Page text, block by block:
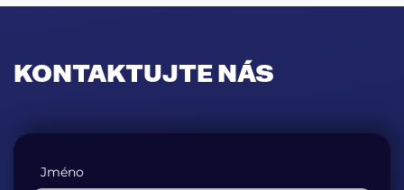
KONTAKTUJTE NÁS
Jméno